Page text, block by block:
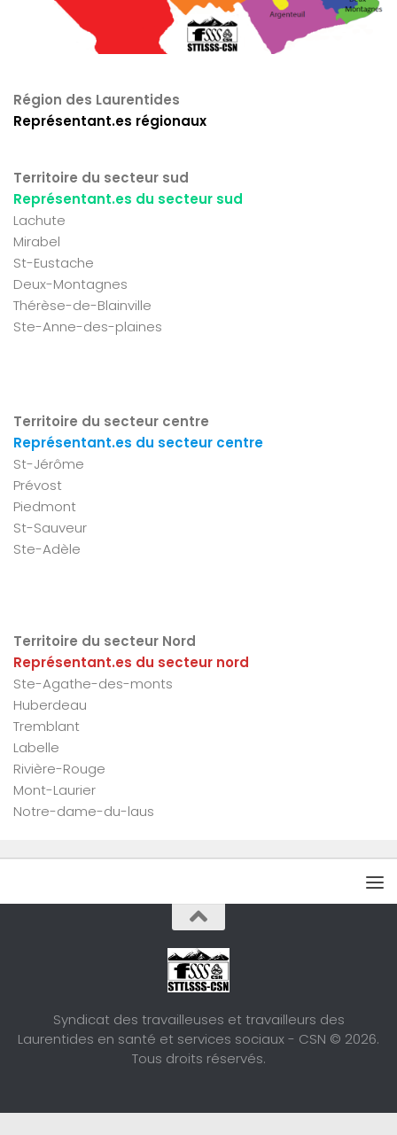
Région des Laurentides
Représentant.es régionaux
Territoire du secteur sud
Représentant.es du secteur sud
Lachute
Mirabel
St-Eustache
Deux-Montagnes
Thérèse-de-Blainville
Ste-Anne-des-plaines
Territoire du secteur centre
Représentant.es du secteur centre
St-Jérôme
Prévost
Piedmont
St-Sauveur
Ste-Adèle
Territoire du secteur Nord
Représentant.es du secteur nord
Ste-Agathe-des-monts
Huberdeau
Tremblant
Labelle
Rivière-Rouge
Mont-Laurier
Notre-dame-du-laus
Syndicat des travailleuses et travailleurs des
Laurentides en santé et services sociaux - CSN © 2026.
Tous droits réservés.